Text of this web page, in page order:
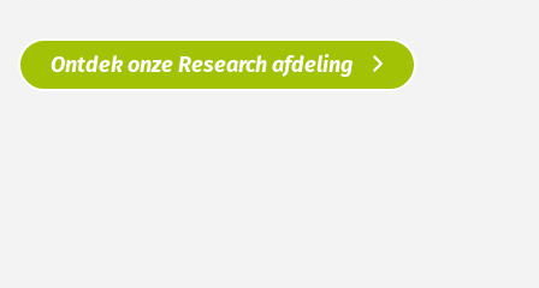
Ontdek onze Research afdeling